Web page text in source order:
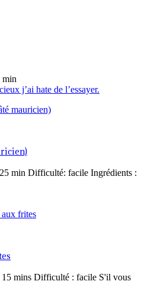
min
j’ai hate de l’essayer.
min Difficulté: facile Ingrédients :
15 mins Difficulté : facile S'il vous